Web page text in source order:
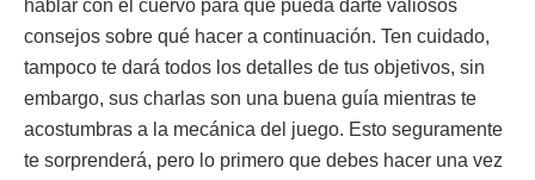
hablar con el cuervo para que pueda darte valiosos
consejos sobre qué hacer a continuación. Ten cuidado,
tampoco te dará todos los detalles de tus objetivos, sin
embargo, sus charlas son una buena guía mientras te
acostumbras a la mecánica del juego. Esto seguramente
te sorprenderá, pero lo primero que debes hacer una vez